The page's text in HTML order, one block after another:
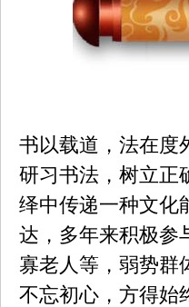
书以载道，法在度
研习书法，树立正
绎中传递一种文化
达，多年来积极参
寡老人等，弱势群
不忘初心，方得始